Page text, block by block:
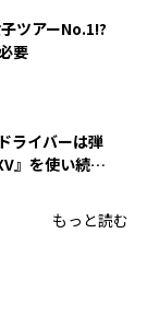
ツアーNo.1!?
要
ライバーは弾
』を使い続け
もっと読む